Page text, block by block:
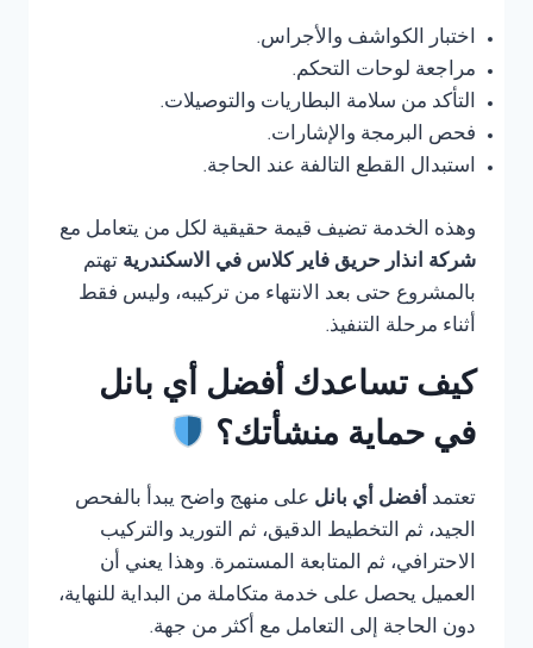
اختبار الكواشف والأجراس.
مراجعة لوحات التحكم.
التأكد من سلامة البطاريات والتوصيلات.
فحص البرمجة والإشارات.
استبدال القطع التالفة عند الحاجة.
وهذه الخدمة تضيف قيمة حقيقية لكل من يتعامل مع
شركة انذار حريق فاير كلاس في الاسكندرية تهتم
بالمشروع حتى بعد الانتهاء من تركيبه، وليس فقط
أثناء مرحلة التنفيذ.
كيف تساعدك أفضل أي بانل
في حماية منشأتك؟
تعتمد أفضل أي بانل على منهج واضح يبدأ بالفحص
الجيد، ثم التخطيط الدقيق، ثم التوريد والتركيب
الاحترافي، ثم المتابعة المستمرة. وهذا يعني أن
العميل يحصل على خدمة متكاملة من البداية للنهاية،
دون الحاجة إلى التعامل مع أكثر من جهة.